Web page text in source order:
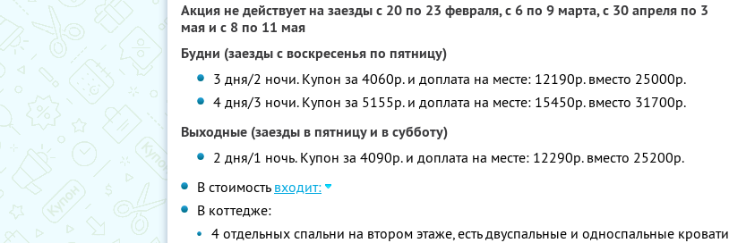
Акция не действует на заезды с 20 по 23 февраля, с 6 по 9 марта, с 30 апреля по 3
мая и с 8 по 11 мая
Будни (заезды с воскресенья по пятницу)
3 дня/2 ночи. Купон за 4060р. и доплата на месте: 12190р. вместо 25000р.
4 дня/3 ночи. Купон за 5155р. и доплата на месте: 15450р. вместо 31700р.
Выходные (заезды в пятницу и в субботу)
2 дня/1 ночь. Купон за 4090р. и доплата на месте: 12290р. вместо 25200р.
В стоимость входит:
В коттедже:
4 отдельных спальни на втором этаже, есть двуспальные и односпальные кровати